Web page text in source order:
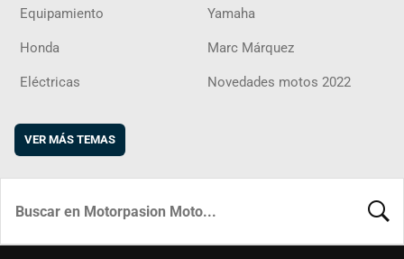
Equipamiento Yamaha
Honda Marc Márquez
Eléctricas Novedades motos 2022
VER MÁS TEMAS